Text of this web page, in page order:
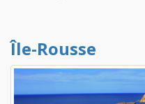
Île-Rousse